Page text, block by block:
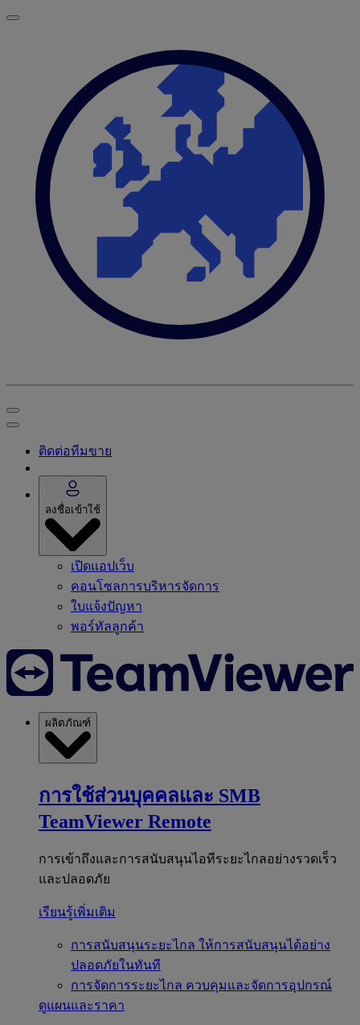
ติดต่อทีมขาย
ลงชื่อเข้าใช้
เปิดแอปเว็บ
คอนโซลการบริหารจัดการ
ใบแจ้งปัญหา
พอร์ทัลลูกค้า
ผลิตภัณฑ์
การใช้ส่วนบุคคลและ SMB
TeamViewer Remote
การเข้าถึงและการสนับสนุนไอทีระยะไกลอย่างรวดเร็ว
และปลอดภัย
เรียนรู้เพิ่มเติม
การสนับสนุนระยะไกล ให้การสนับสนุนได้อย่าง
ปลอดภัยในทันที
การจัดการระยะไกล ควบคุมและจัดการอุปกรณ์
ดูแผนและราคา